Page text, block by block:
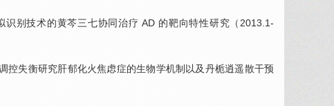
识别技术的黄芩三七协同治疗 AD 的靶向特性研究（2013.1-
控失衡研究肝郁化火焦虑症的生物学机制以及丹栀逍遥散干预